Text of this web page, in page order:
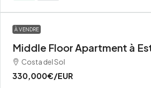
À VENDRE
Middle Floor Apartment à
Costa del Sol
330,000€/EUR